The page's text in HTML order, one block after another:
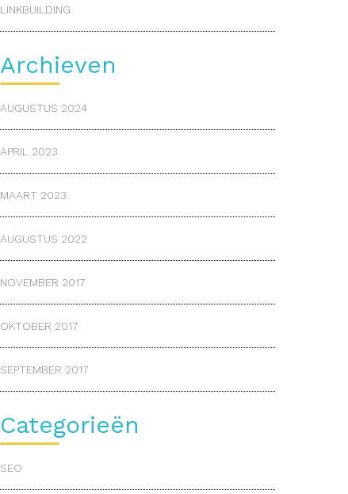
LINKBUILDING
Archieven
AUGUSTUS 2024
APRIL 2023
MAART 2023
AUGUSTUS 2022
NOVEMBER 2017
OKTOBER 2017
SEPTEMBER 2017
Categorieën
SEO